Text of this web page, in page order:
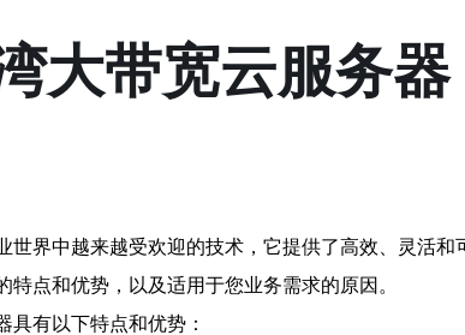
大带宽云服务
世界中越来越受欢迎的技术，它提供了高效、灵活
特点和优势，以及适用于您业务需求的原因。
具有以下特点和优势：